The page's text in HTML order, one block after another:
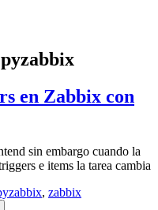
pyzabbix
en Zabbix con
sin embargo cuando la
e items la tarea cambia
, zabbix